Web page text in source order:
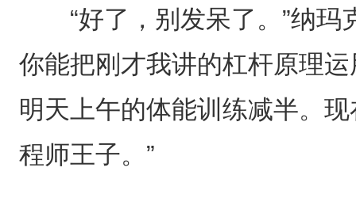
“好了，别发呆了。”纳玛
你能把刚才我讲的杠杆原理
明天上午的体能训练减半。
程师王子。”